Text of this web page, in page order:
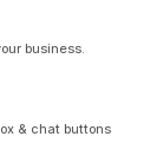
business.
& chat buttons